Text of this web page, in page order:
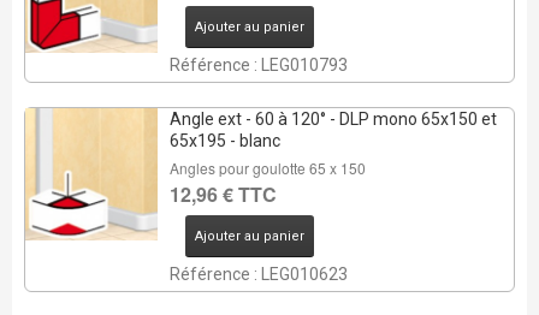
Ajouter au panier
Référence : LEG010793
Angle ext - 60 à 120° - DLP mono 65x150 et
65x195 - blanc
Angles pour goulotte 65 x 150
12,96 € TTC
Ajouter au panier
Référence : LEG010623